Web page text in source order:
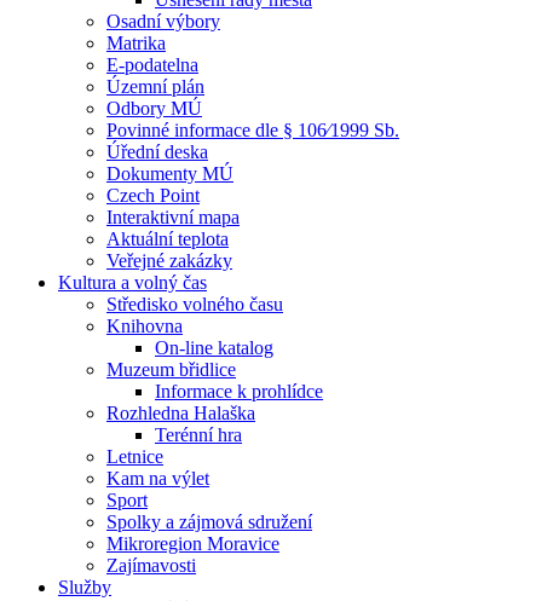
Osadní výbory
Matrika
E-podatelna
Územní plán
Odbory MÚ
Povinné informace dle § 106⁄1999 Sb.
Úřední deska
Dokumenty MÚ
Czech Point
Interaktivní mapa
Aktuální teplota
Veřejné zakázky
Kultura a volný čas
Středisko volného času
Knihovna
On-line katalog
Muzeum břidlice
Informace k prohlídce
Rozhledna Halaška
Terénní hra
Letnice
Kam na výlet
Sport
Spolky a zájmová sdružení
Mikroregion Moravice
Zajímavosti
Služby